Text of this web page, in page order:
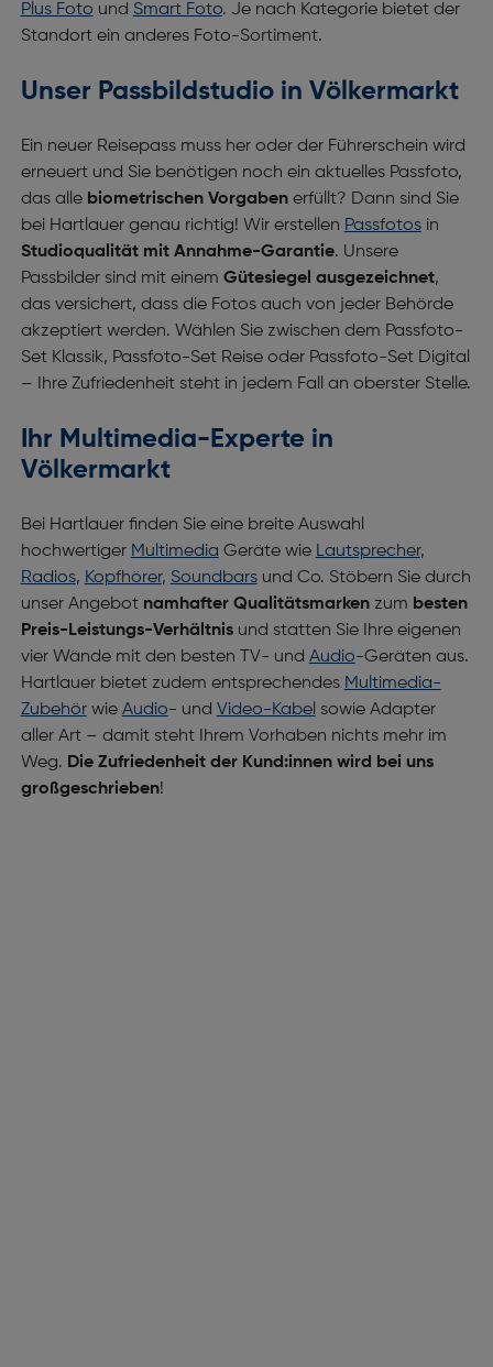
Plus Foto und Smart Foto. Je nach Kategorie bietet der
Standort ein anderes Foto-Sortiment.
Unser Passbildstudio in Völkermarkt
Ein neuer Reisepass muss her oder der Führerschein wird
erneuert und Sie benötigen noch ein aktuelles Passfoto,
das alle biometrischen Vorgabenerfüllt? Dann sind Sie
bei Hartlauer genau richtig! Wir erstellen Passfotosin
Studioqualität mit Annahme-Garantie. Unsere
Passbilder sind mit einem Gütesiegel ausgezeichnet,
das versichert, dass die Fotos auch von jeder Behörde
akzeptiert werden. Wählen Sie zwischen dem Passfoto-
Set Klassik, Passfoto-Set Reise oder Passfoto-Set Digital
– Ihre Zufriedenheit steht in jedem Fall an oberster Stelle.
Ihr Multimedia-Experte in
Völkermarkt
Bei Hartlauer finden Sie eine breite Auswahl
hochwertiger Multimedia Geräte wie Lautsprecher,
Radios, Kopfhörer, Soundbarsund Co. Stöbern Sie durch
unser Angebot namhafter Qualitätsmarken zum besten
Preis-Leistungs-Verhältnisund statten Sie Ihre eigenen
vier Wände mit den besten TV- und Audio-Geräten aus.
Hartlauer bietet zudem entsprechendes Multimedia-
Zubehörwie Audio- und Video-Kabel sowie Adapter
aller Art – damit steht Ihrem Vorhaben nichts mehr im
Weg. Die Zufriedenheit der Kund:innen wird bei uns
großgeschrieben!